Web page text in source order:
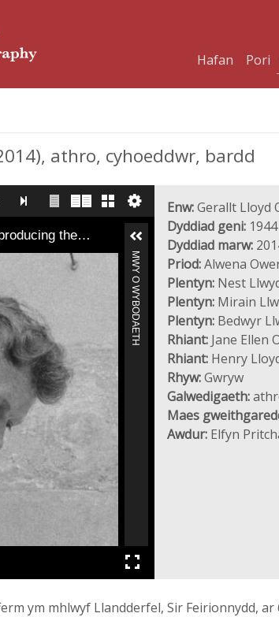
Hafan
Pori
athro, cyhoeddwr, bardd
the…
MWY O WYBODAETH
Enw:Gerallt Lloyd
Dyddiad geni: 1944
Dyddiad marw:
Priod:Alwena
Plentyn: Nest
Plentyn: Mirain
Plentyn: Bedwyr
Rhiant: Jane Ellen
Rhiant: Henry
Rhyw:Gwryw
Galwedigaeth:
Maes
Awdur: Elfyn
ym mhlwyf Llandderfel, Sir Feirionnydd,